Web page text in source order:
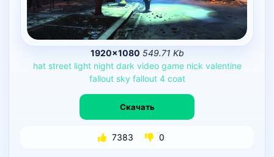
1920×1080 549.71 Kb
hat street light night dark video game nick valentine
fallout sky fallout 4 coat
Скачать
7383 0